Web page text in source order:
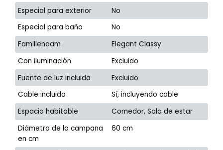
Especial para exterior
No
Especial para baño
No
Familienaam
Elegant Classy
Con iluminación
Excluido
Fuente de luz incluida
Excluido
Cable incluido
Sí, incluyendo cable
Espacio habitable
Comedor, Sala de estar
Diámetro de la campana
en cm
60 cm